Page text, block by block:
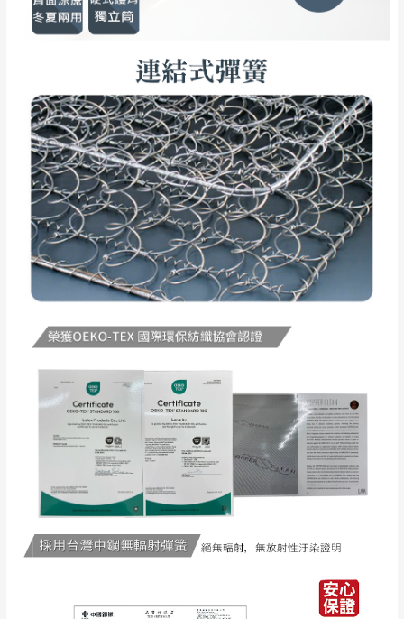
免 運
費
＊A108產品另收運費
新竹
石鄉、寶山鄉山
台北 無
新北
雙溪、貢寮、烏
來、平溪、九份、
石門、林口 下福
里、新店山區、三
峽山區、石碇、坪
林、福隆、淡水山
基隆
運費
$ 9,000以下：
NT$500元
＊A108產品另收運費
基隆山區
苗栗
$ 9,000以上：免
運費
$ 9,000以下：
NT$500元
卓蘭鎮、三灣、通
安鄉、大湖鄉、頭
下單前先詢問是否現貨
（洽詢方式請搜尋 Line ID →
運送範圍：限定北至基隆，南至苗栗，偏遠
地區恕無法提供運送 (詳見運送規章)。
配送範圍：
苗栗至基隆；其它地區暫不開放，如因特殊
地型限制(山區、鄉、鎮、村)、樓梯太小、無
法搬運上樓等因素，導致無法配送，本公司
保有出貨的權利。
服務，若需以吊車或其他的吊掛方式吊運，
因大型傢俱有組裝、配送的問題，並非一般
快速到貨商品，無法指定特定時間送達，司
機當天到貨前皆會再與您通知，讓你不用整
天在家等貨，以節省您的寶貴時間。
由於百貨公司配送較為不易，故暫無法配送
至百貨公司內部。
發票寄送：
若您選擇三聯式或索取兩聯式發票，發票將於商品
完成出貨15個工作天另行寄出，另外約加上2~7個